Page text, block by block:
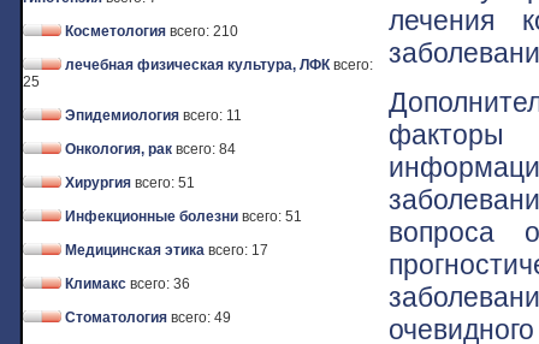
Косметология всего: 210
лечебная физическая культура, ЛФК всего:
25
Эпидемиология всего: 11
Онкология, рак всего: 84
Хирургия всего: 51
Инфекционные болезни всего: 51
Медицинская этика всего: 17
Климакс всего: 36
Стоматология всего: 49
лечения
факторы
вопроса